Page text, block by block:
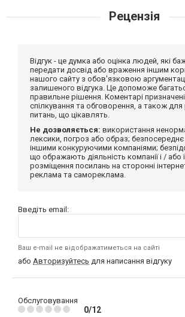
Рецензія
Відгук - це думка або оцінка людей, які
передати досвід або враження іншим
нашого сайту з обов'язковою
залишеного відгука. Це допоможе
правильне рішення. Коментарі
спілкування та обговорення, а також
питань, що цікавлять.
Не дозволяється: використання
лексики, погроз або образ; безпосереднє
іншими конкуруючими компаніями;
що ображають діяльність компанії і / або
розміщення посилань на сторонні
реклама та самореклама.
Введіть email:
Ваш e-mail не відображатиметься на сайті
або Авторизуйтесь для написання відгуку
Обслуговування
0/12